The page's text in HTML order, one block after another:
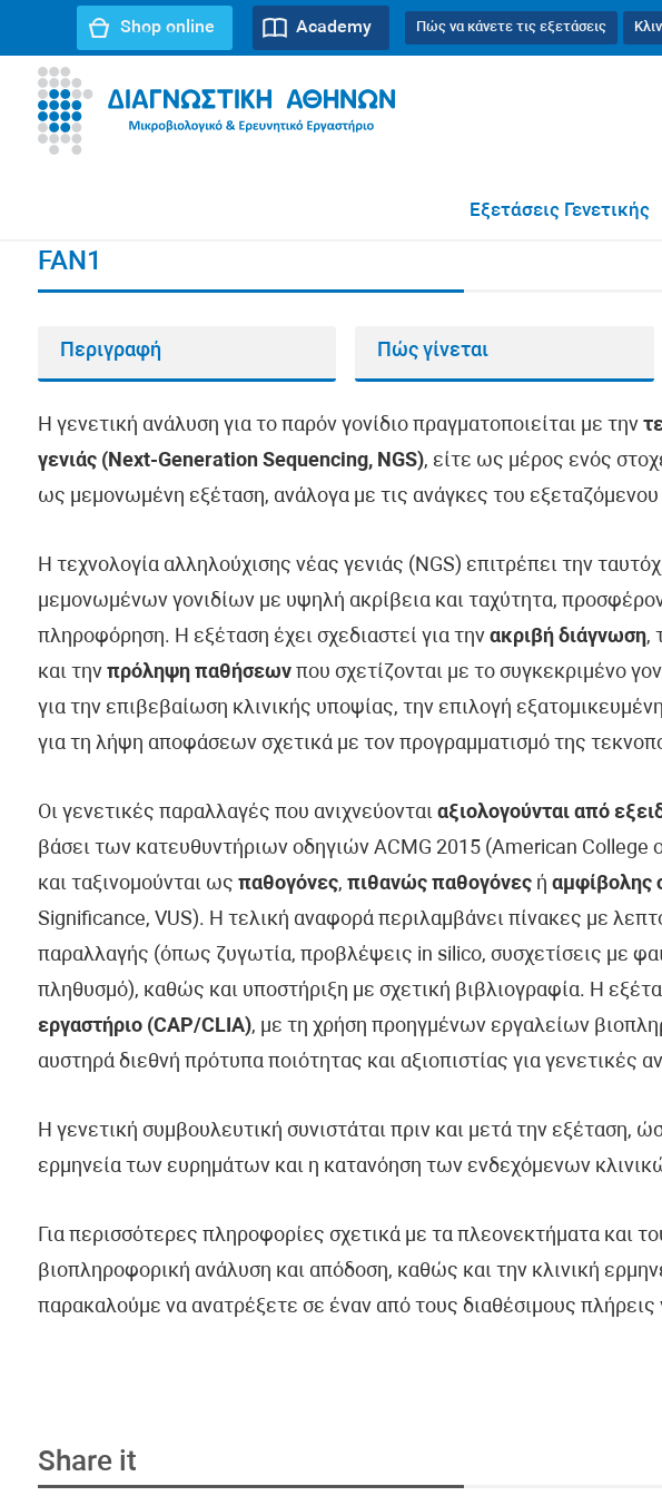
Πώς να κάνετε τις εξετάσεις
Academy
Shop online
Εξετάσεις Γενετικής
FAN1
Περιγραφή Πώς γίνεται
Η γενετική ανάλυση για το παρόν γονίδιο πραγματοποιείται με την
γενιάς (Next-Generation Sequencing, NGS), είτε ως μέρος ενός
ως μεμονωμένη εξέταση, ανάλογα με τις ανάγκες του εξεταζόμενου
Η τεχνολογία αλληλούχισης νέας γενιάς (NGS) επιτρέπει την
μεμονωμένων γονιδίων με υψηλή ακρίβεια και ταχύτητα,
πληροφόρηση. Η εξέταση έχει σχεδιαστεί για την ακριβή διάγνωση,
και την πρόληψη παθήσεωνπου σχετίζονται με το συγκεκριμένο
για την επιβεβαίωση κλινικής υποψίας, την επιλογή
για τη λήψη αποφάσεων σχετικά με τον προγραμματισμό της
Οι γενετικές παραλλαγές που ανιχνεύονται αξιολογούνται από
βάσει των κατευθυντήριων οδηγιών ACMG 2015 (American College
και ταξινομούνται ως παθογόνες, πιθανώς παθογόνεςή αμφίβολης
Significance, VUS). Η τελική αναφορά περιλαμβάνει πίνακες με
παραλλαγής (όπως ζυγωτία, προβλέψεις in silico, συσχετίσεις με
πληθυσμό), καθώς και υποστήριξη με σχετική βιβλιογραφία. Η
εργαστήριο (CAP/CLIA), με τη χρήση προηγμένων εργαλείων
αυστηρά διεθνή πρότυπα ποιότητας και αξιοπιστίας για γενετικές
Η γενετική συμβουλευτική συνιστάται πριν και μετά την εξέταση,
ερμηνεία των ευρημάτων και η κατανόηση των ενδεχόμενων
Για περισσότερες πληροφορίες σχετικά με τα πλεονεκτήματα και
βιοπληροφορική ανάλυση και απόδοση, καθώς και την κλινική
παρακαλούμε να ανατρέξετε σε έναν από τους διαθέσιμους πλήρεις
Share it